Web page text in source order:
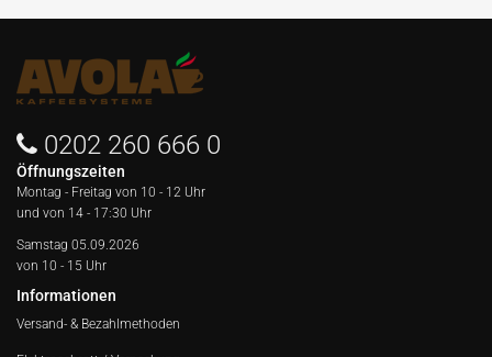
0202 260 666 0
Öffnungszeiten
Montag - Freitag von 10 - 12 Uhr
und von 14 - 17:30 Uhr
Samstag 05.09.2026
von 10 - 15 Uhr
Informationen
Versand- & Bezahlmethoden